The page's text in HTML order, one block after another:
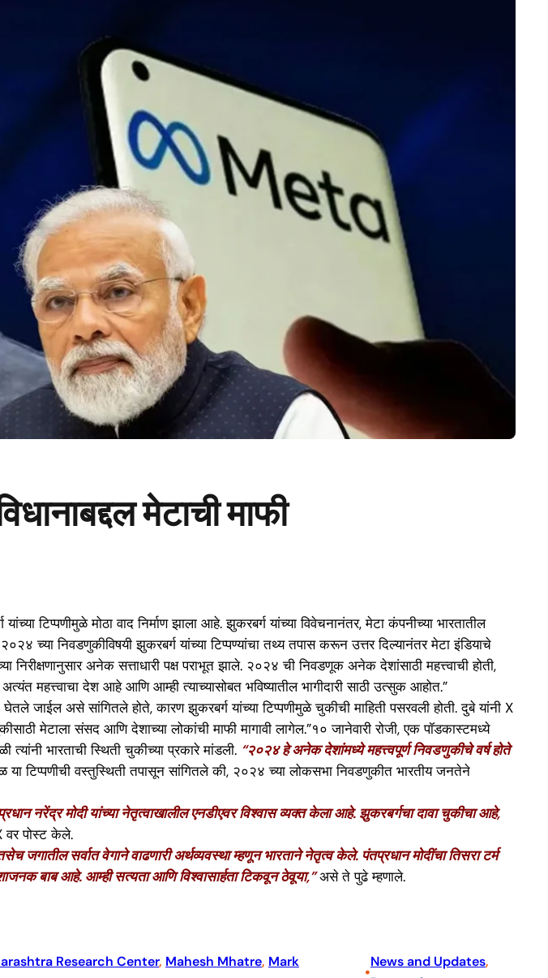
मेटाची माफी
टिप्पणीमुळे मोठा वाद निर्माण झाला आहे. झुकरबर्ग यांच्या विवेचनानंतर, मेटा कंपनीच्या भारतातील
च्या निवडणुकीविषयी झुकरबर्ग यांच्या टिप्पण्यांचा तथ्य तपास करून उत्तर दिल्यानंतर मेटा इंडियाचे
निरीक्षणानुसार अनेक सत्ताधारी पक्ष पराभूत झाले. २०२४ ची निवडणूक अनेक देशांसाठी महत्त्वाची होती,
महत्त्वाचा देश आहे आणि आम्ही त्याच्यासोबत भविष्यातील भागीदारी साठी उत्सुक आहोत.”
जाईल असे सांगितले होते, कारण झुकरबर्ग यांच्या टिप्पणीमुळे चुकीची माहिती पसरवली होती. दुबे यांनी X
मेटाला संसद आणि देशाच्या लोकांची माफी मागावी लागेल.”१० जानेवारी रोजी, एक पॉडकास्टमध्ये
त्यांनी भारताची स्थिती चुकीच्या प्रकारे मांडली. “२०२४ हे अनेक देशांमध्ये महत्त्वपूर्ण निवडणुकीचे वर्ष होते
या टिप्पणीची वस्तुस्थिती तपासून सांगितले की, २०२४ च्या लोकसभा निवडणुकीत भारतीय जनतेने
मोदी यांच्या नेतृत्वाखालील एनडीएवर विश्वास व्यक्त केला आहे. झुकरबर्गचा दावा चुकीचा आहे,
वर पोस्ट केले.
सर्वात वेगाने वाढणारी अर्थव्यवस्था म्हणून भारताने नेतृत्व केले. पंतप्रधान मोदींचा तिसरा टर्म
बाब आहे. आम्ही सत्यता आणि विश्वासार्हता टिकवून ठेवूया,”असे ते पुढे म्हणाले.
Research Center, Mahesh Mhatre, Mark
•
News and Updates